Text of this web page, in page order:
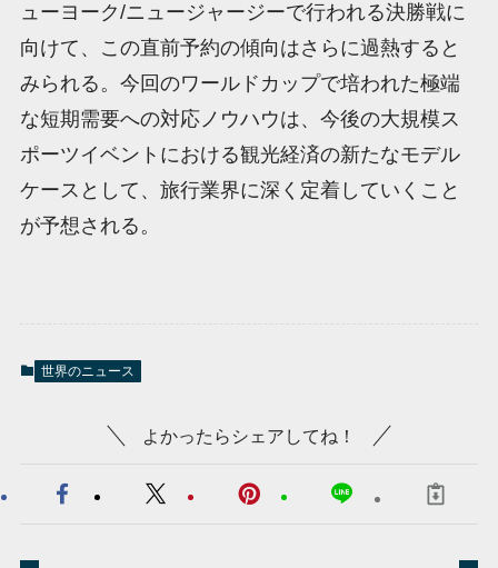
ューヨーク/ニュージャージーで行われる決勝戦に
向けて、この直前予約の傾向はさらに過熱すると
みられる。今回のワールドカップで培われた極端
な短期需要への対応ノウハウは、今後の大規模ス
ポーツイベントにおける観光経済の新たなモデル
ケースとして、旅行業界に深く定着していくこと
が予想される。
世界のニュース
よかったらシェアしてね！